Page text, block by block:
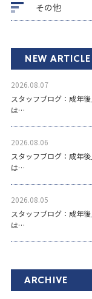
その他
NEW ARTICLE
2026.08.07
スタッフブログ：成年
は…
2026.08.06
スタッフブログ：成年
は…
2026.08.05
スタッフブログ：成年
は…
ARCHIVE